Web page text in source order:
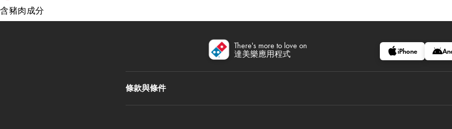
含豬肉成分
There's more to love on
達美樂應用程式
iPhone
條款與條件